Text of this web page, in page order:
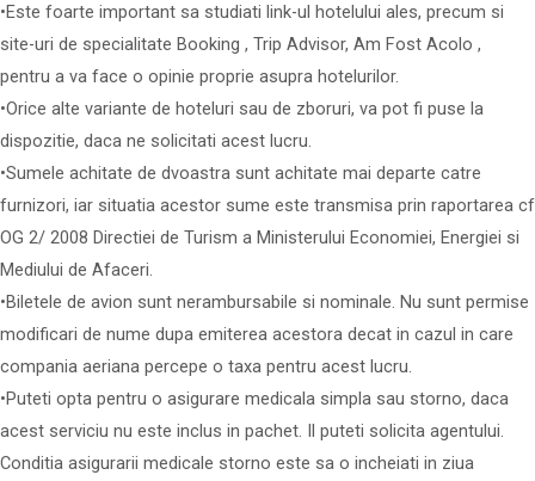
•Este foarte important sa studiati link-ul hotelului ales, precum si
site-uri de specialitate Booking , Trip Advisor, Am Fost Acolo ,
pentru a va face o opinie proprie asupra hotelurilor.
•Orice alte variante de hoteluri sau de zboruri, va pot fi puse la
dispozitie, daca ne solicitati acest lucru.
•Sumele achitate de dvoastra sunt achitate mai departe catre
furnizori, iar situatia acestor sume este transmisa prin raportarea cf
OG 2/ 2008 Directiei de Turism a Ministerului Economiei, Energiei si
Mediului de Afaceri.
•Biletele de avion sunt nerambursabile si nominale. Nu sunt permise
modificari de nume dupa emiterea acestora decat in cazul in care
compania aeriana percepe o taxa pentru acest lucru.
•Puteti opta pentru o asigurare medicala simpla sau storno, daca
acest serviciu nu este inclus in pachet. Il puteti solicita agentului.
Conditia asigurarii medicale storno este sa o incheiati in ziua